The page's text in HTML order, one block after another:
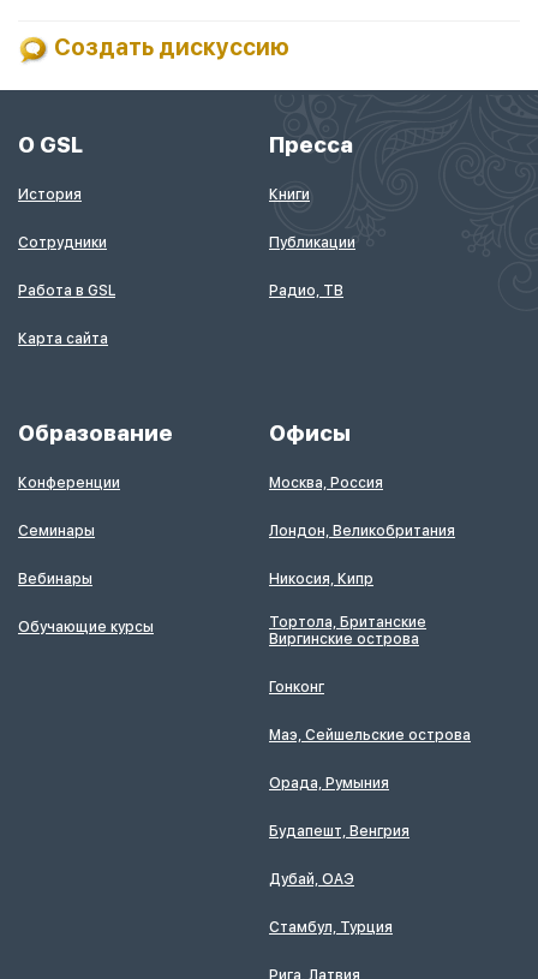
Создать дискуссию
О GSL
История
Сотрудники
Работа в GSL
Карта сайта
Пресса
Книги
Публикации
Радио, ТВ
Образование
Конференции
Семинары
Вебинары
Обучающие курсы
Офисы
Москва, Россия
Лондон, Великобритания
Никосия, Кипр
Тортола, Британские
Виргинские острова
Гонконг
Маэ, Сейшельские острова
Орада, Румыния
Будапешт, Венгрия
Дубай, ОАЭ
Стамбул, Турция
Рига, Латвия